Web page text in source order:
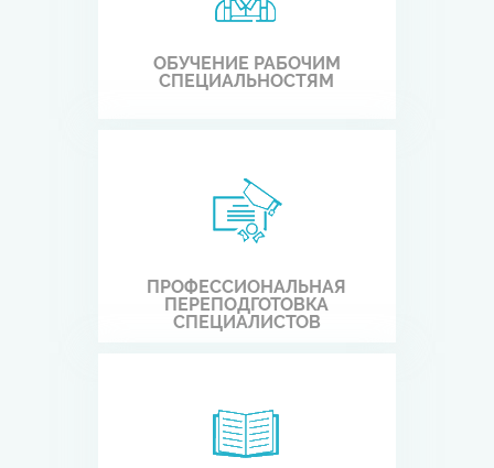
ОБУЧЕНИЕ РАБОЧИМ
СПЕЦИАЛЬНОСТЯМ
ПРОФЕССИОНАЛЬНАЯ
ПЕРЕПОДГОТОВКА
СПЕЦИАЛИСТОВ